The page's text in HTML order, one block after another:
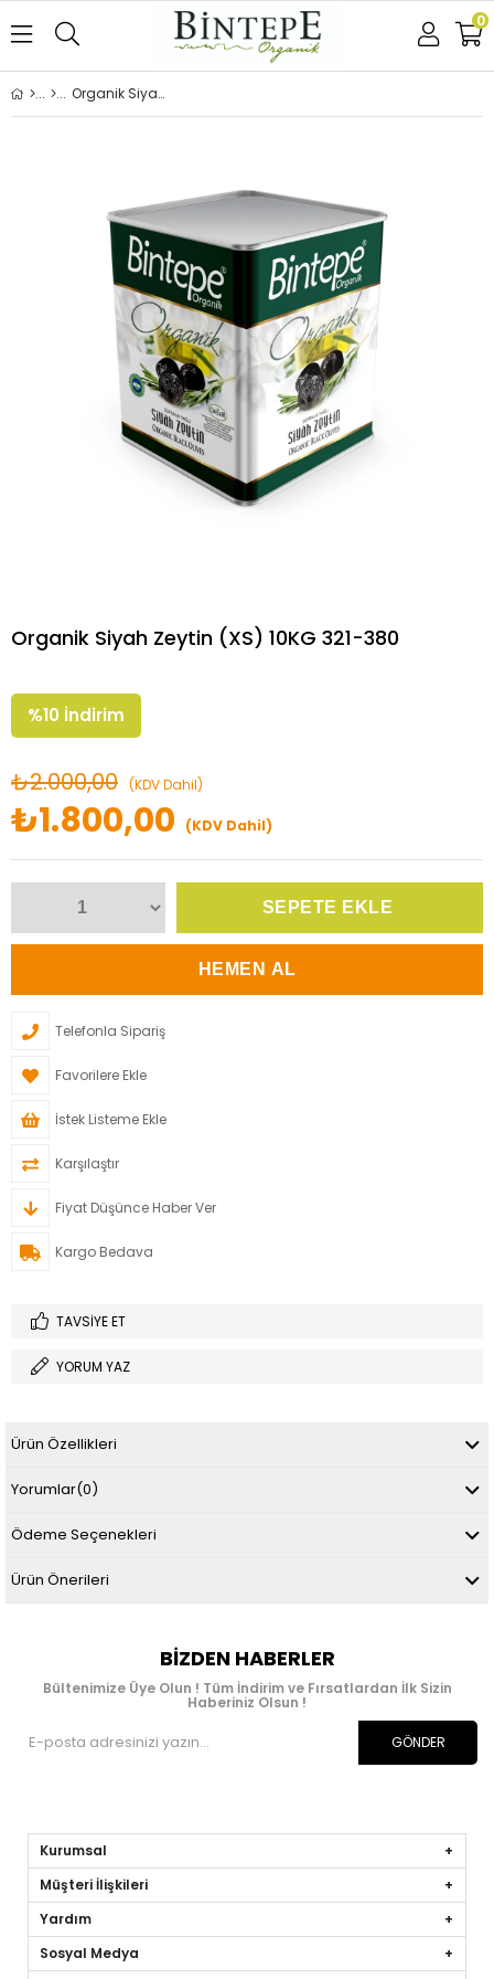
0
Organik Siyah Zeytin (XS) 10KG 321-380
Organik Siyah Zeytin (XS) 10KG 321-380
%10 İndirim
₺2.000,00 (KDV Dahil)
₺1.800,00 (KDV Dahil)
Telefonla Sipariş
Favorilere Ekle
İstek Listeme Ekle
Karşılaştır
Fiyat Düşünce Haber Ver
Kargo Bedava
TAVSIYE ET
YORUM YAZ
Ürün Özellikleri
Yorumlar(0)
Ödeme Seçenekleri
Ürün Önerileri
BIZDEN HABERLER
Bültenimize Üye Olun ! Tüm İndirim ve Fırsatlardan İlk Sizin
Haberiniz Olsun !
GÖNDER
Kurumsal
Müşteri İlişkileri
Yardım
Sosyal Medya